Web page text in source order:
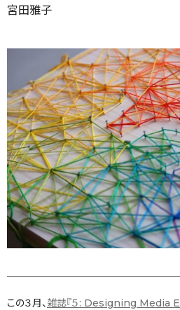
宮田雅子
この３月、雑誌『５: Designing Media